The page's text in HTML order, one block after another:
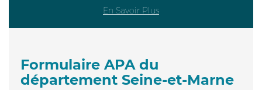
En Savoir Plus
Formulaire APA du
département Seine-et-Marne